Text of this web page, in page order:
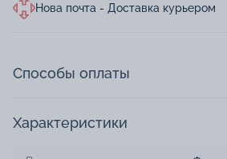
Нова почта - Доставка курьером
Способы оплаты
Характеристики